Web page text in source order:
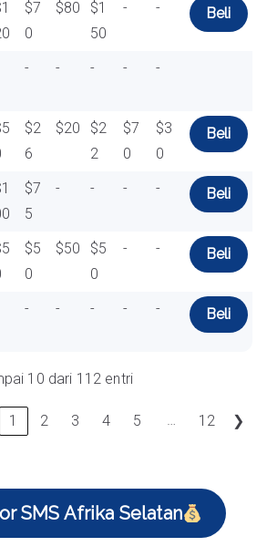
$7
0
$80
$1
50
- - Beli
- - - - -
$2
6
$20
$2
2
$7
0
$3
0
Beli
$7
5
- - - - Beli
$5
0
$50
$5
0
- - Beli
- - - - - Beli
10 dari 112 entri
1 2 3 4 5 … 12 ❯
SMS Afrika Selatan